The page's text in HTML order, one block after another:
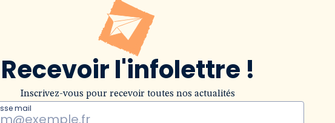
Recevoir l'infolettre !
Inscrivez-vous pour recevoir toutes nos actualités
mail